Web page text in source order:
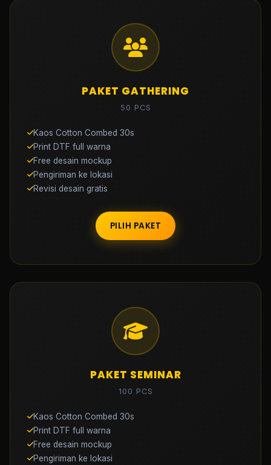
PAKET GATHERING
50 PCS
Kaos Cotton Combed 30s
Print DTF full warna
Free desain mockup
Pengiriman ke lokasi
Revisi desain gratis
PILIH PAKET
PAKET SEMINAR
100 PCS
Kaos Cotton Combed 30s
Print DTF full warna
Free desain mockup
Pengiriman ke lokasi